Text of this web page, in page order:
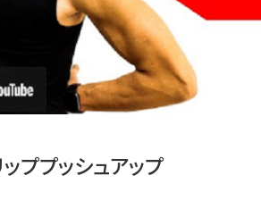
ププッシュアップ